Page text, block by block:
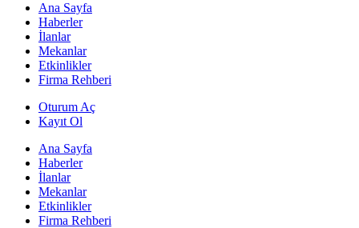
Ana Sayfa
Haberler
İlanlar
Mekanlar
Etkinlikler
Firma Rehberi
Oturum Aç
Kayıt Ol
Ana Sayfa
Haberler
İlanlar
Mekanlar
Etkinlikler
Firma Rehberi